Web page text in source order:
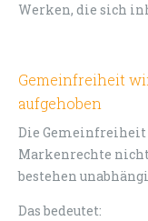
Werken, die sich
Gemeinfreiheit
aufgehoben
Die Gemeinfreiheit
Markenrechte nicht
bestehen
Das bedeutet: